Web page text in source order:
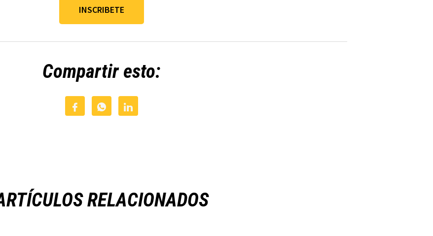
INSCRIBETE
Compartir esto:
RELACIONADOS